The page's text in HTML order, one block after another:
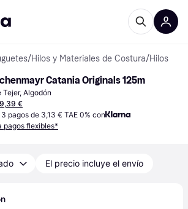
/Hilos y Materiales de Costura/Hilos
Catania Originals 125m
Tejer, Algodón
9,39 €
pagos de 3,13 € TAE 0% con
pagos flexibles*
El precio incluye el envío